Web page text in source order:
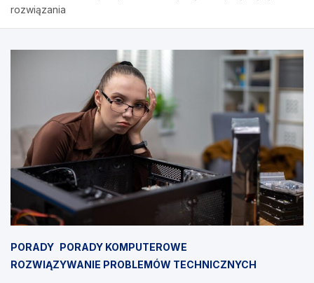
rozwiązania
PORADY PORADY KOMPUTEROWE
ROZWIĄZYWANIE PROBLEMÓW TECHNICZNYCH